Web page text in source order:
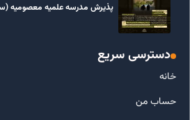
پذیرش مدرسه علمیه معصومیه‌
دسترسی سریع
خانه
حساب من